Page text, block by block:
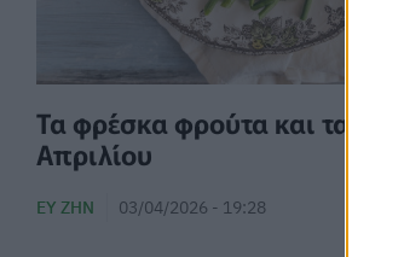
Τα φρέσκα φρούτα και τα
Απριλίου
ΕΥ ΖΗΝ 03/04/2026 - 19:28